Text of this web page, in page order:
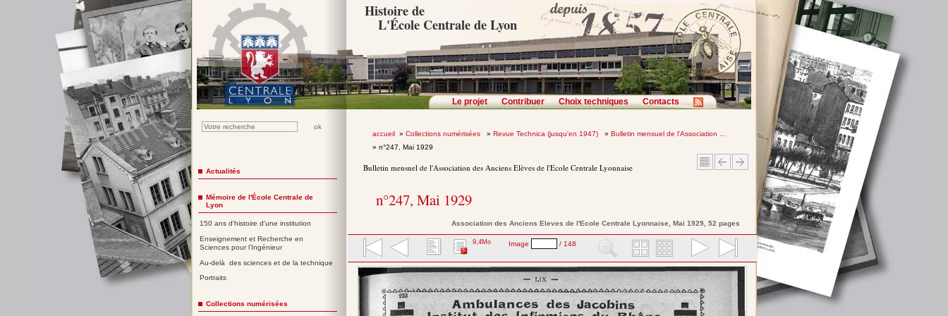
Histoire de
L'École Centrale de Lyon
Le projet Contribuer Choix techniques Contacts
accueil» Collections numérisées » Revue Technica (jusqu'en 1947) » Bulletin mensuel de l'Association ...
» n°247, Mai 1929
Bulletin mensuel de l'Association des Anciens Elèves de l'Ecole Centrale Lyonnaise
n°247, Mai 1929
Association des Anciens Eleves de l'Ecole Centrale Lyonnaise, Mai 1929, 52 pages
9,4Mo Image / 148
Actualités
Mémoire de l'École Centrale de
Lyon
150 ans d'histoire d'une institution
Enseignement et Recherche en
Sciences pour l'Ingénieur
Au-delà des sciences et de la technique
Portraits
Collections numérisées